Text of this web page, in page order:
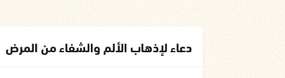
دعاء لإذهاب الألم والشفاء من المرض